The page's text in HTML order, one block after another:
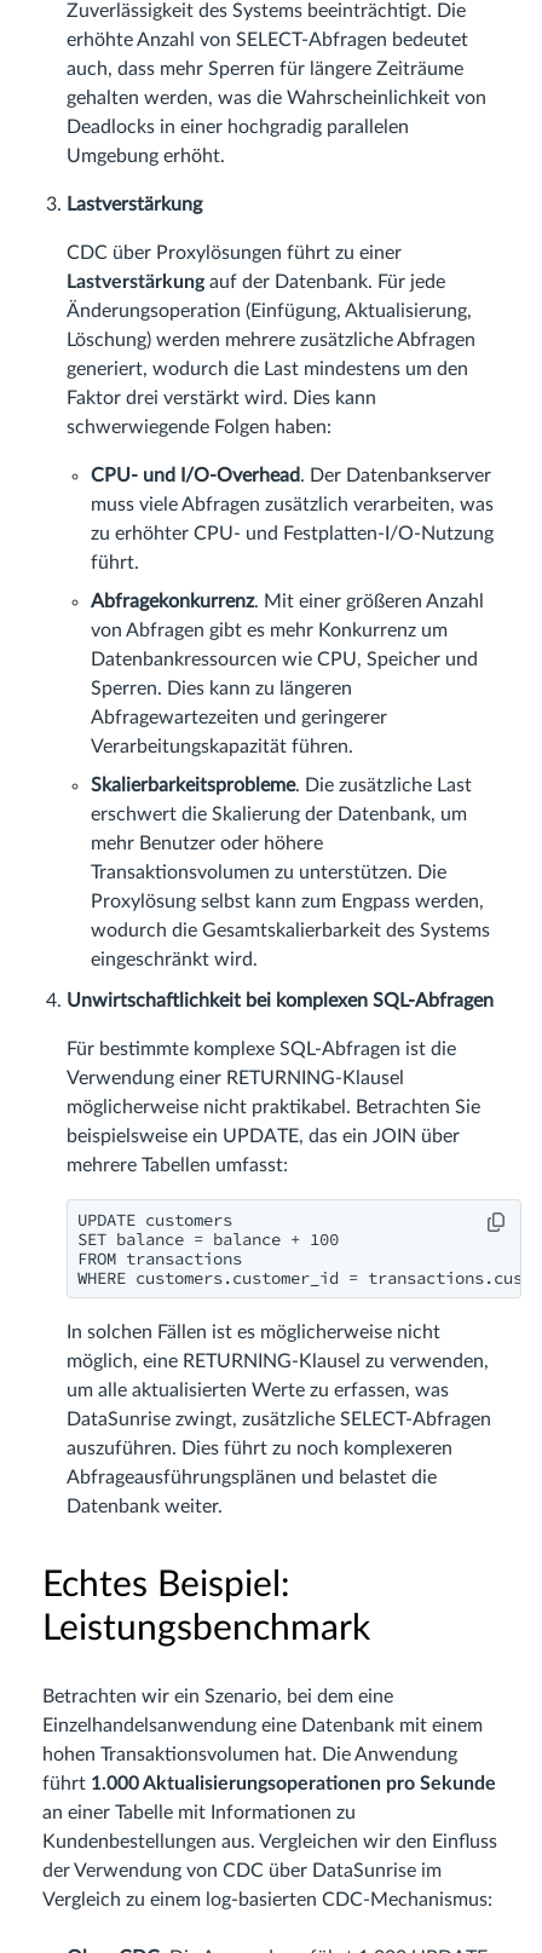
Zuverlässigkeit des Systems beeinträchtigt. Die
erhöhte Anzahl von SELECT-Abfragen bedeutet
auch, dass mehr Sperren für längere Zeiträume
gehalten werden, was die Wahrscheinlichkeit von
Deadlocks in einer hochgradig parallelen
Umgebung erhöht.
Lastverstärkung
CDC über Proxylösungen führt zu einer
Lastverstärkungauf der Datenbank. Für jede
Änderungsoperation (Einfügung, Aktualisierung,
Löschung) werden mehrere zusätzliche Abfragen
generiert, wodurch die Last mindestens um den
Faktor drei verstärkt wird. Dies kann
schwerwiegende Folgen haben:
CPU- und I/O-Overhead. Der Datenbankserver
muss viele Abfragen zusätzlich verarbeiten, was
zu erhöhter CPU- und Festplatten-I/O-Nutzung
führt.
Abfragekonkurrenz. Mit einer größeren Anzahl
von Abfragen gibt es mehr Konkurrenz um
Datenbankressourcen wie CPU, Speicher und
Sperren. Dies kann zu längeren
Abfragewartezeiten und geringerer
Verarbeitungskapazität führen.
Skalierbarkeitsprobleme. Die zusätzliche Last
erschwert die Skalierung der Datenbank, um
mehr Benutzer oder höhere
Transaktionsvolumen zu unterstützen. Die
Proxylösung selbst kann zum Engpass werden,
wodurch die Gesamtskalierbarkeit des Systems
eingeschränkt wird.
Unwirtschaftlichkeit bei komplexen SQL-Abfragen
Für bestimmte komplexe SQL-Abfragen ist die
Verwendung einer RETURNING-Klausel
möglicherweise nicht praktikabel. Betrachten Sie
beispielsweise ein UPDATE, das ein JOIN über
mehrere Tabellen umfasst:
UPDATE customers
SET balance = balance + 100
FROM transactions
WHERE customers.customer_id =
In solchen Fällen ist es möglicherweise nicht
möglich, eine RETURNING-Klausel zu verwenden,
um alle aktualisierten Werte zu erfassen, was
DataSunrise zwingt, zusätzliche SELECT-Abfragen
auszuführen. Dies führt zu noch komplexeren
Abfrageausführungsplänen und belastet die
Datenbank weiter.
Echtes Beispiel:
Leistungsbenchmark
Betrachten wir ein Szenario, bei dem eine
Einzelhandelsanwendung eine Datenbank mit einem
hohen Transaktionsvolumen hat. Die Anwendung
führt 1.000 Aktualisierungsoperationen pro Sekunde
an einer Tabelle mit Informationen zu
Kundenbestellungen aus. Vergleichen wir den Einfluss
der Verwendung von CDC über DataSunrise im
Vergleich zu einem log-basierten CDC-Mechanismus: